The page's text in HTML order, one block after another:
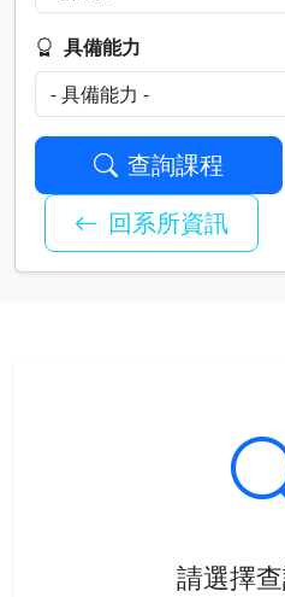
具備能力
查詢課程
回系所資訊
請選擇